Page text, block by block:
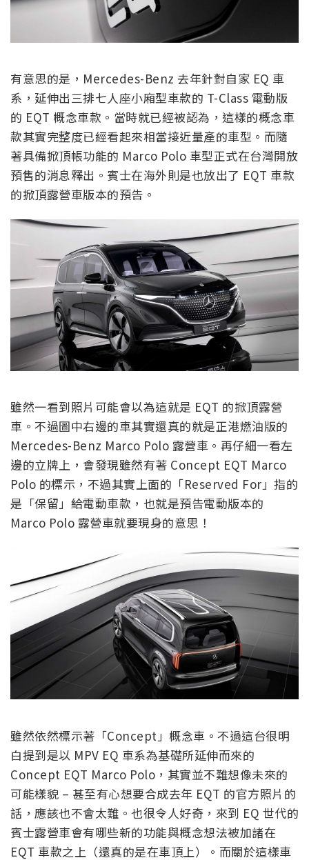
有意思的是，Mercedes-Benz 去年針對自家 EQ 車
系，延伸出三排七人座小廂型車款的 T-Class 電動版
的 EQT 概念車款。當時就已經被認為，這樣的概念車
款其實完整度已經看起來相當接近量產的車型。而隨
著具備掀頂帳功能的 Marco Polo 車型正式在台灣開放
預售的消息釋出。賓士在海外則是也放出了 EQT 車款
的掀頂露營車版本的預告。
雖然一看到照片可能會以為這就是 EQT 的掀頂露營
車。不過圖中右邊的車其實還真的就是正港燃油版的
Mercedes-Benz Marco Polo 露營車。再仔細一看左
邊的立牌上，會發現雖然有著 Concept EQT Marco
Polo 的標示，不過其實上面的「Reserved For」指的
是「保留」給電動車款，也就是預告電動版本的
Marco Polo 露營車就要現身的意思！
雖然依然標示著「Concept」概念車。不過這台很明
白提到是以 MPV EQ 車系為基礎所延伸而來的
Concept EQT Marco Polo，其實並不難想像未來的
可能樣貌 – 甚至有心想要合成去年 EQT 的官方照片的
話，應該也不會太難。也很令人好奇，來到 EQ 世代的
賓士露營車會有哪些新的功能與概念想法被加諸在
EQT 車款之上（還真的是在車頂上）。而關於這樣車